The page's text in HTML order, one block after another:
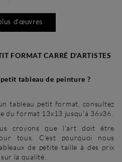
d'œuvres
FORMAT CARRÉ D'ARTISTES
petit tableau de peinture ?
tableau petit format, consultez
du format 13x13 jusqu'à 36x36.
croyons que l'art doit être
tous. C'est pourquoi nous
de petite taille à des prix
la qualité.